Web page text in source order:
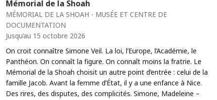
Mémorial de la Shoah
MÉMORIAL DE LA SHOAH - MUSÉE ET CENTRE DE
DOCUMENTATION
Jusqu’au 15 octobre 2026
On croit connaître Simone Veil. La loi, l’Europe, l’Académie, le
Panthéon. On connaît la figure. On connaît moins la fratrie. Le
Mémorial de la Shoah choisit un autre point d’entrée : celui de la
famille Jacob. Avant la femme d’État, il y a une enfance à Nice.
Des rires, des disputes, des complicités. Simone, Madeleine –